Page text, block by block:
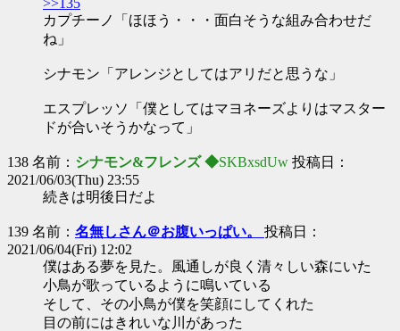
>>135
カプチーノ「ほほう・・・面白そうな組み合わせだ
ね」
シナモン「アレンジとしてはアリだと思うな」
エスプレッソ「僕としてはマヨネーズよりはマスター
ドが合いそうかなって」
138 名前： シナモン&フレンズ ◆SKBxsdUw 投稿日：
2021/06/03(Thu) 23:55
続きは明後日だよ
139 名前： 名無しさん＠お腹いっぱい。 投稿日：
2021/06/04(Fri) 12:02
僕はある夢を見た。風通しが良く清々しい森にいた
小鳥が歌っているように鳴いている
そして、その小鳥が僕を笑顔にしてくれた
目の前にはきれいな川があった